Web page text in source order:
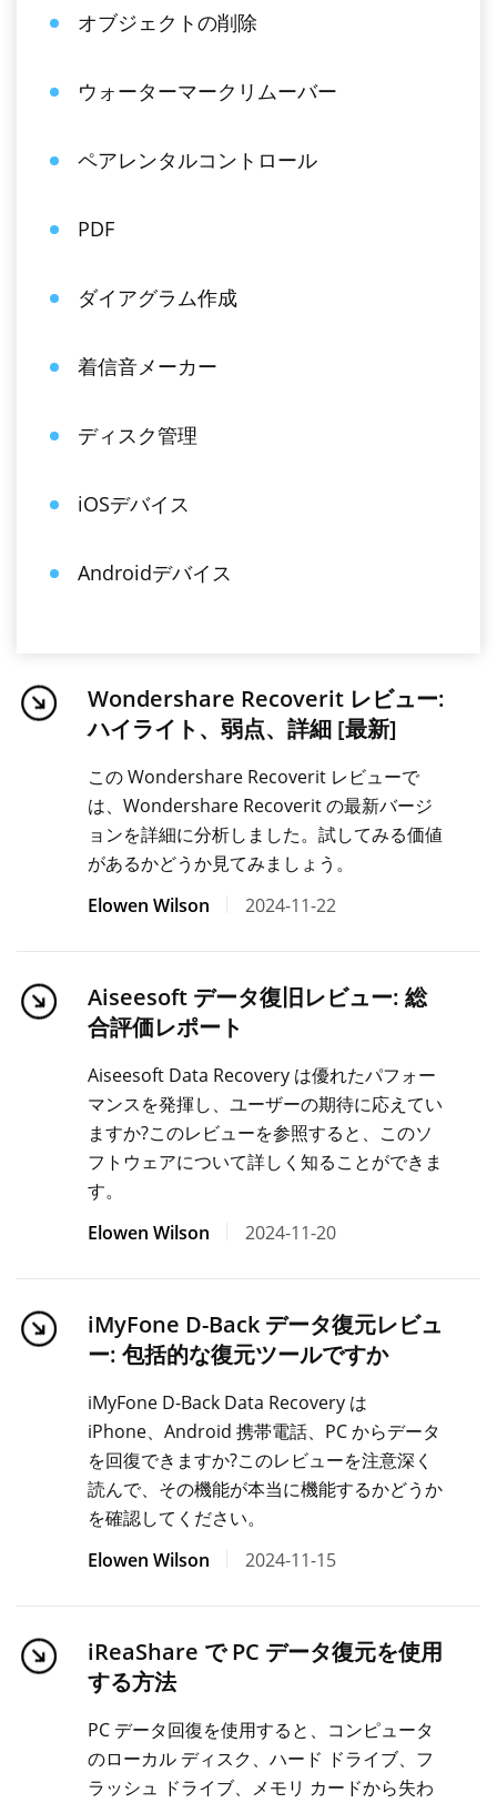
オブジェクトの削除
ウォーターマークリムーバー
ペアレンタルコントロール
PDF
ダイアグラム作成
着信音メーカー
ディスク管理
iOSデバイス
Androidデバイス
Wondershare Recoverit レビュー:
ハイライト、弱点、詳細 [最新]
この Wondershare Recoverit レビューで
は、Wondershare Recoverit の最新バージ
ョンを詳細に分析しました。試してみる価値
があるかどうか見てみましょう。
Elowen Wilson
2024-11-22
Aiseesoft データ復旧レビュー: 総
合評価レポート
Aiseesoft Data Recovery は優れたパフォー
マンスを発揮し、ユーザーの期待に応えてい
ますか?このレビューを参照すると、このソ
フトウェアについて詳しく知ることができま
す。
Elowen Wilson
2024-11-20
iMyFone D-Back データ復元レビュ
ー: 包括的な復元ツールですか
iMyFone D-Back Data Recovery は
iPhone、Android 携帯電話、PC からデータ
を回復できますか?このレビューを注意深く
読んで、その機能が本当に機能するかどうか
を確認してください。
Elowen Wilson
2024-11-15
iReaShare で PC データ復元を使用
する方法
PC データ回復を使用すると、コンピュータ
のローカル ディスク、ハード ドライブ、フ
ラッシュ ドライブ、メモリ カードから失わ